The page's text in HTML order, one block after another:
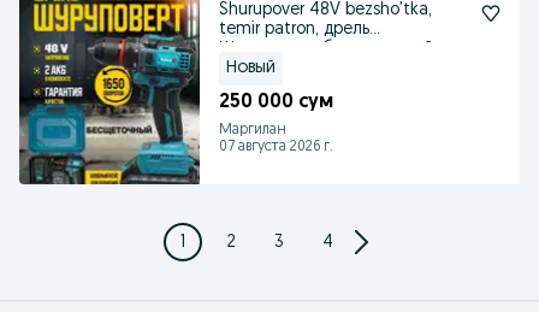
Shurupover 48V bezsho’tka,
temir patron, дрель
Новый
250 000 сум
Маргилан
07 августа 2026 г.
1 2 3 4